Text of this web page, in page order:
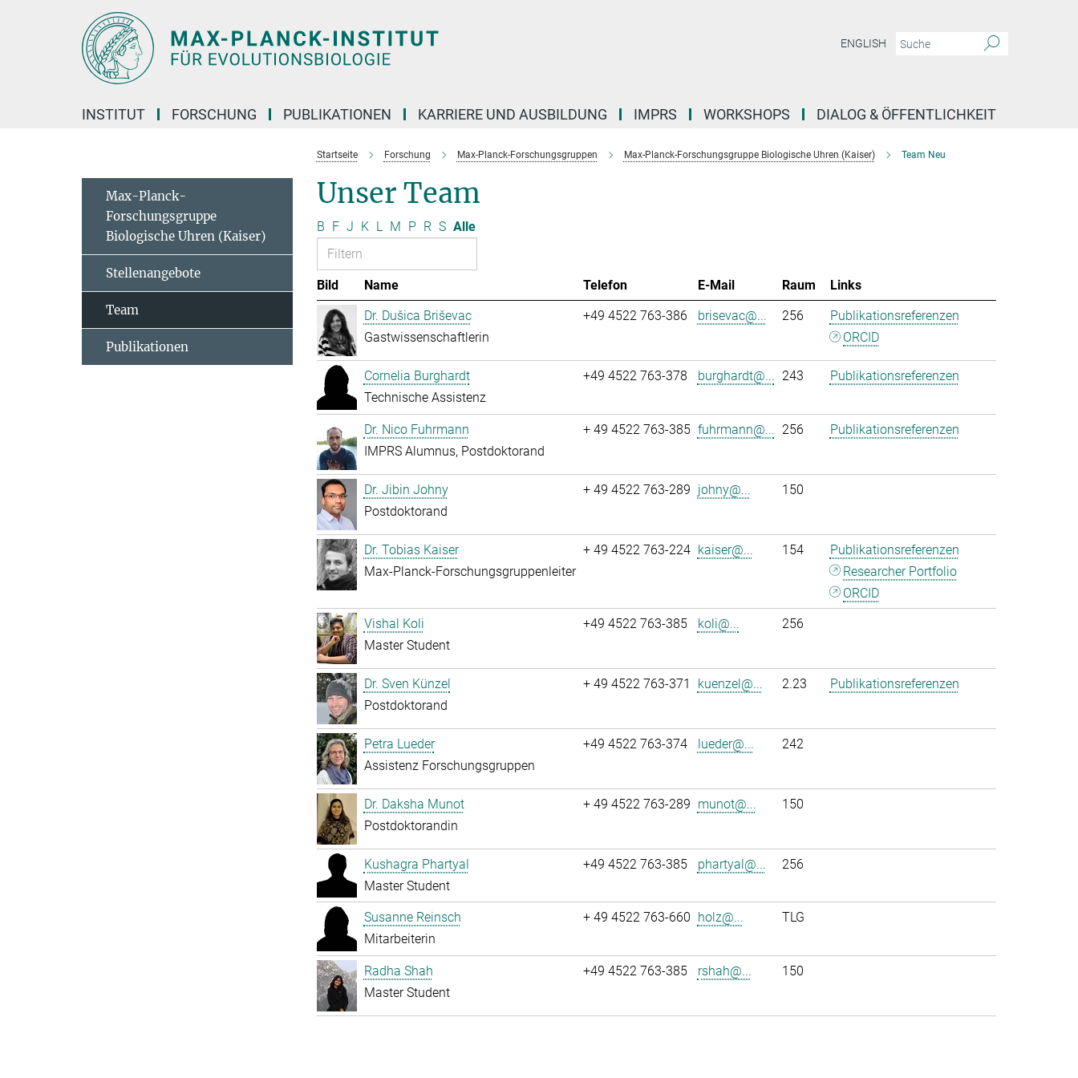
ENGLISH
INSTITUT FORSCHUNG PUBLIKATIONEN KARRIERE UND AUSBILDUNG IMPRS WORKSHOPS DIALOG & ÖFFENTLICHKEIT
Startseite Forschung Max-Planck-Forschungsgruppen Max-Planck-Forschungsgruppe Biologische Uhren (Kaiser) Team Neu
Unser Team
B F J K L M P R S Alle
Bild Name Telefon E-Mail Raum
Links
Dr. Dušica Briševac
Gastwissenschaftlerin
+49 4522 763-386 brisevac@... 256
Publikationsreferenzen
ORCID
Cornelia Burghardt
Technische Assistenz
+49 4522 763-378 burghardt@... 243 Publikationsreferenzen
Dr. Nico Fuhrmann
IMPRS Alumnus, Postdoktorand
+ 49 4522 763-385 fuhrmann@... 256 Publikationsreferenzen
Dr. Jibin Johny
Postdoktorand
+ 49 4522 763-289 johny@... 150
Dr. Tobias Kaiser
Max-Planck-Forschungsgruppenleiter
+ 49 4522 763-224 kaiser@... 154
Publikationsreferenzen
Researcher Portfolio
ORCID
Vishal Koli
Master Student
+49 4522 763-385 koli@... 256
Dr. Sven Künzel
Postdoktorand
+ 49 4522 763-371 kuenzel@... 2.23 Publikationsreferenzen
Petra Lueder
Assistenz Forschungsgruppen
+49 4522 763-374 lueder@... 242
Dr. Daksha Munot
Postdoktorandin
+ 49 4522 763-289 munot@... 150
Kushagra Phartyal
Master Student
+49 4522 763-385 phartyal@... 256
Susanne Reinsch
Mitarbeiterin
+ 49 4522 763-660 holz@... TLG
Radha Shah
Master Student
+49 4522 763-385 rshah@... 150
Max-Planck-
Forschungsgruppe
Biologische Uhren (Kaiser)
Stellenangebote
Team
Publikationen